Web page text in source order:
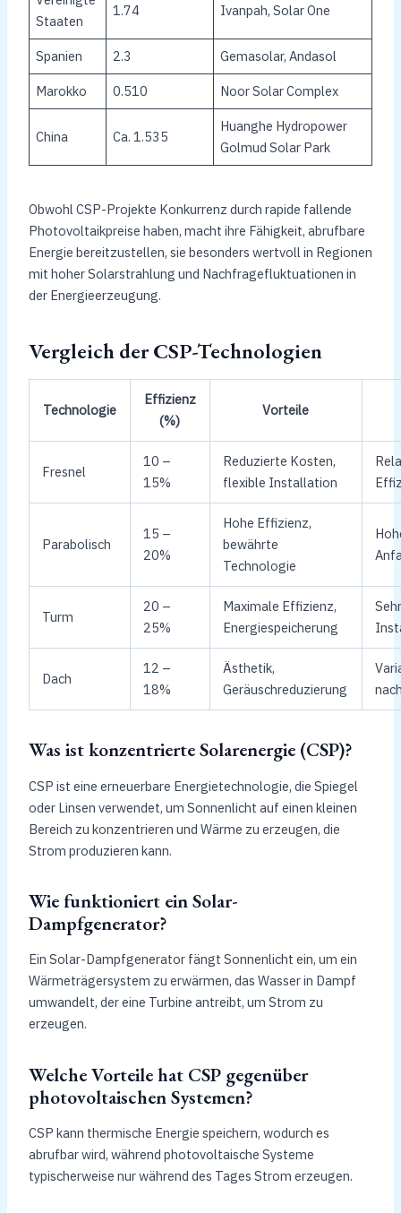
Staaten
1.74 Ivanpah, Solar One
Spanien 2.3 Gemasolar, Andasol
Marokko 0.510 Noor Solar Complex
China Ca. 1.535
Huanghe Hydropower
Golmud Solar Park
Obwohl CSP-Projekte Konkurrenz durch rapide fallende
Photovoltaikpreise haben, macht ihre Fähigkeit, abrufbare
Energie bereitzustellen, sie besonders wertvoll in Regionen
mit hoher Solarstrahlung und Nachfragefluktuationen in
der Energieerzeugung.
Vergleich der CSP-Technologien
Technologie
Effizienz
(%)
Vorteile
Fresnel
10 –
15%
Reduzierte Kosten,
flexible Installation
Parabolisch
15 –
20%
Hohe Effizienz,
bewährte
Technologie
Turm
20 –
25%
Maximale Effizienz,
Energiespeicherung
Dach
12 –
18%
Ästhetik,
Geräuschreduzierung
Was ist konzentrierte Solarenergie (CSP)?
CSP ist eine erneuerbare Energietechnologie, die Spiegel
oder Linsen verwendet, um Sonnenlicht auf einen kleinen
Bereich zu konzentrieren und Wärme zu erzeugen, die
Strom produzieren kann.
Wie funktioniert ein Solar-
Dampfgenerator?
Ein Solar-Dampfgenerator fängt Sonnenlicht ein, um ein
Wärmeträgersystem zu erwärmen, das Wasser in Dampf
umwandelt, der eine Turbine antreibt, um Strom zu
erzeugen.
Welche Vorteile hat CSP gegenüber
photovoltaischen Systemen?
CSP kann thermische Energie speichern, wodurch es
abrufbar wird, während photovoltaische Systeme
typischerweise nur während des Tages Strom erzeugen.